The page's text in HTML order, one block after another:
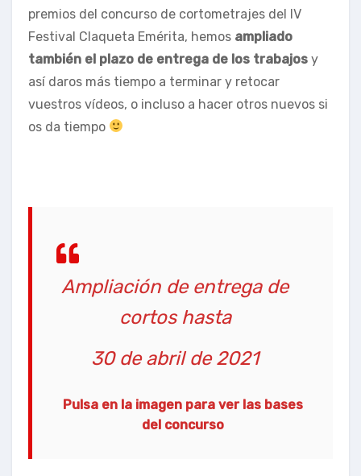
premios del concurso de cortometrajes del IV
Festival Claqueta Emérita, hemos ampliado
también el plazo de entrega de los trabajos y
así daros más tiempo a terminar y retocar
vuestros vídeos, o incluso a hacer otros nuevos si
os da tiempo
Ampliación de entrega de
cortos hasta
30 de abril de 2021
Pulsa en la imagen para ver las bases
del concurso